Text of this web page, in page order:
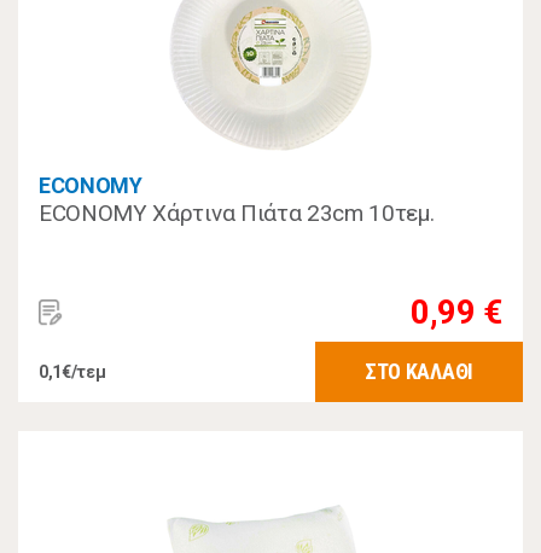
ECONOMY
ECONOMY Χάρτινα Πιάτα 23cm 10τεμ.
0,99 €
0,1€/τεμ ΣΤΟ ΚΑΛΑΘΙ